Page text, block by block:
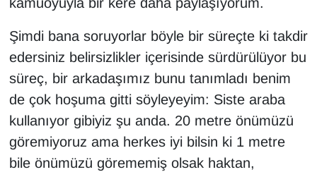
Şimdi bana soruyorlar böyle bir süreçte ki takdir
edersiniz belirsizlikler içerisinde sürdürülüyor bu
süreç, bir arkadaşımız bunu tanımladı benim
de çok hoşuma gitti söyleyeyim: Siste araba
kullanıyor gibiyiz şu anda. 20 metre önümüzü
göremiyoruz ama herkes iyi bilsin ki 1 metre
bile önümüzü görememiş olsak haktan,